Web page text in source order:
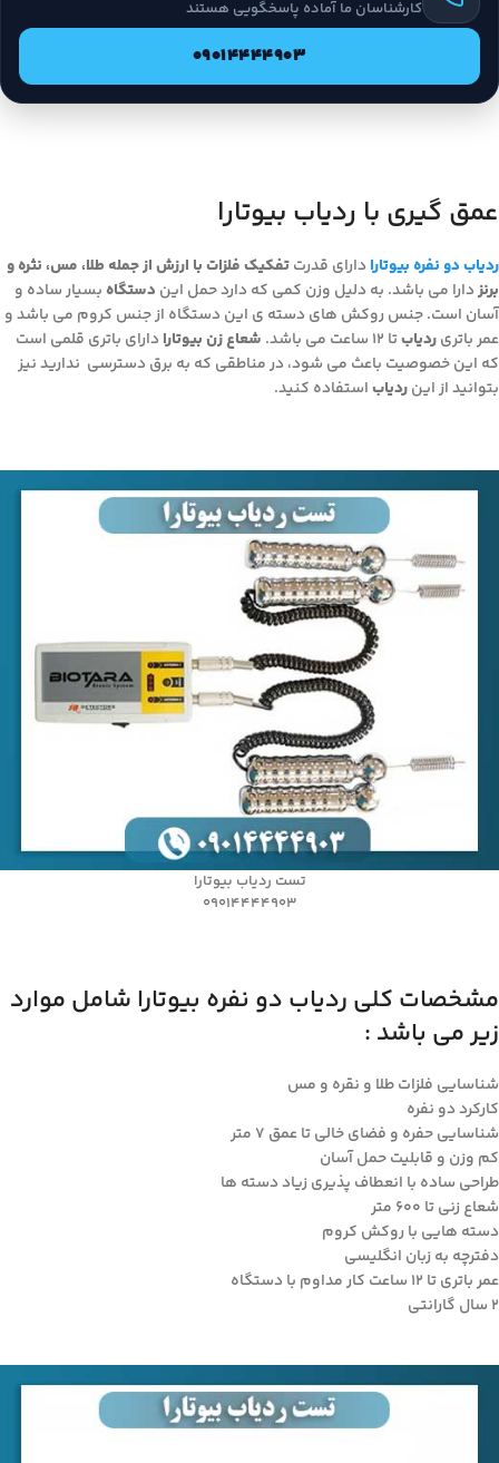
کارشناسان ما آماده پاسخگویی هستند
09014444903
عمق گیری با ردیاب بیوتارا
ردیاب دو نفره بیوتارا دارای قدرتتفکیک فلزات با ارزش از جمله طلا، مس، نثره و
برنزدارا می باشد. به دلیل وزن کمی که دارد حمل این دستگاه بسیار ساده و
آسان است. جنس روکش های دسته ی این دستگاه از جنس کروم می باشد و
عمر باتریردیابتا 12 ساعت می باشد. شعاع زن بیوتارا دارای باتری قلمی است
که این خصوصیت باعث می شود، در مناطقی که به برق دسترسی ندارید نیز
بتوانید از اینردیاباستفاده کنید.
تست ردیاب بیوتارا
09014444903
مشخصات کلی ردیاب دو نفره بیوتارا شامل موارد
زیر می باشد :
شناسایی فلزات طلا و نقره و مس
کارکرد دو نفره
شناسایی حفره و فضای خالی تا عمق ۷ متر
کم وزن و قابلیت حمل آسان
طراحی ساده با انعطاف پذیری زیاد دسته ها
شعاع زنی تا ۶۰۰ متر
دسته هایی با روکش کروم
دفترچه به زبان انگلیسی
عمر باتری تا ۱۲ ساعت کار مداوم با دستگاه
۲ سال گارانتی